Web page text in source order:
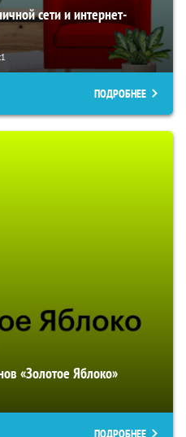
сети и интернет-
ПОДРОБНЕЕ
«Золотое Яблоко»
ПОДРОБНЕЕ